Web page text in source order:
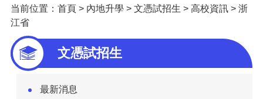
当前位置： 首頁> 內地升學 > 文憑試招生 > 高校資訊> 浙
江省
文憑試招生
最新消息